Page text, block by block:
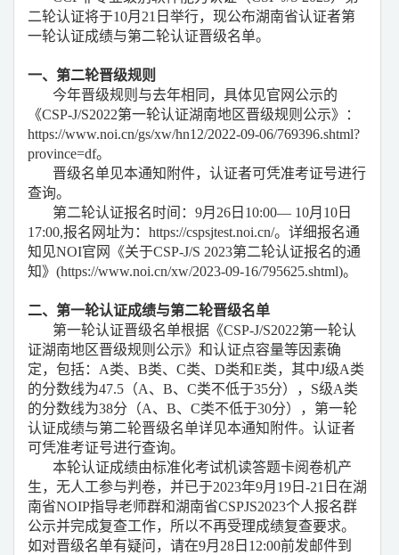
二轮认证将于10月21日举行，现公布湖南省认证者第
一轮认证成绩与第二轮认证晋级名单。
一、第二轮晋级规则
今年晋级规则与去年相同，具体见官网公示的
《CSP-J/S2022第一轮认证湖南地区晋级规则公示》：
https://www.noi.cn/gs/xw/hn12/2022-09-06/769396.shtml?
province=df。
晋级名单见本通知附件，认证者可凭准考证号进行
查询。
第二轮认证报名时间：9月26日10:00— 10月10日
17:00,报名网址为：https://cspsjtest.noi.cn/。详细报名通
知见NOI官网《关于CSP-J/S 2023第二轮认证报名的通
知》(https://www.noi.cn/xw/2023-09-16/795625.shtml)。
二、第一轮认证成绩与第二轮晋级名单
第一轮认证晋级名单根据《CSP-J/S2022第一轮认
证湖南地区晋级规则公示》和认证点容量等因素确
定，包括：A类、B类、C类、D类和E类，其中J级A类
的分数线为47.5（A、B、C类不低于35分），S级A类
的分数线为38分（A、B、C类不低于30分），第一轮
认证成绩与第二轮晋级名单详见本通知附件。认证者
可凭准考证号进行查询。
本轮认证成绩由标准化考试机读答题卡阅卷机产
生，无人工参与判卷，并已于2023年9月19日-21日在湖
南省NOIP指导老师群和湖南省CSPJS2023个人报名群
公示并完成复查工作，所以不再受理成绩复查要求。
如对晋级名单有疑问，请在9月28日12:00前发邮件到